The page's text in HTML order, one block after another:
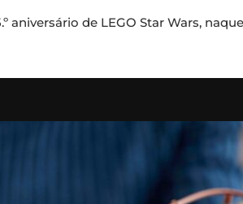
aniversário de LEGO Star Wars,